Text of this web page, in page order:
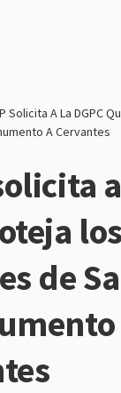
Solicita A La DGPC
A Cervantes
los
de